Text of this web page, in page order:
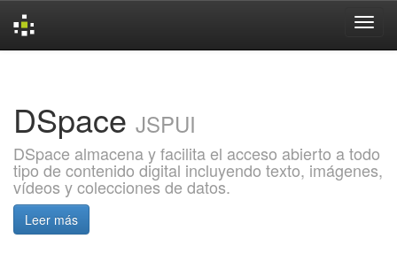
DSpace JSPUI
DSpace almacena y facilita el acceso abierto a todo
tipo de contenido digital incluyendo texto, imágenes,
vídeos y colecciones de datos.
Leer más